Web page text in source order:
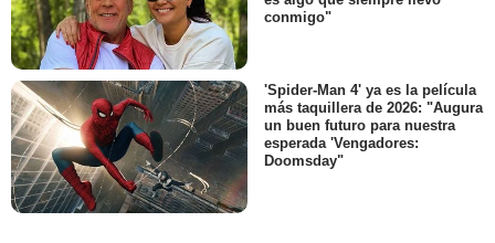
conmigo"
'Spider-Man 4' ya es la película
más taquillera de 2026: "Augura
un buen futuro para nuestra
esperada 'Vengadores:
Doomsday"